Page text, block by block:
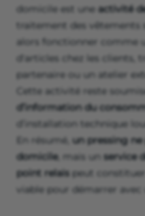
domicile est une activité
traitement des vêtements
alors fonctionner comme
d'articles chez les clients,
partenaire ou un atelier
Cette activité reste
d’information du
d’installation technique
En résumé, un pressing
domicile, mais un service
point relais peut
viable pour démarrer